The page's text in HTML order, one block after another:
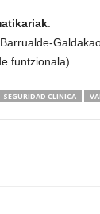
:
funtzionala)
SEGURIDAD CLINICA